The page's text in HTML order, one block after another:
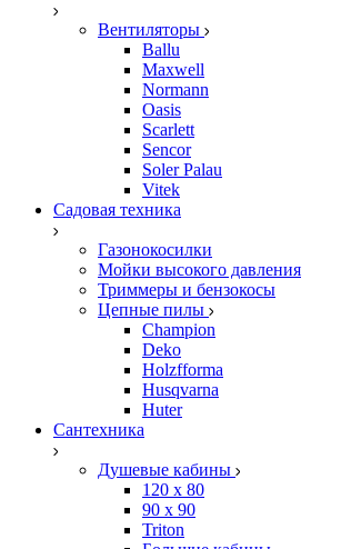
Вентиляторы
Ballu
Maxwell
Normann
Oasis
Scarlett
Sencor
Soler Palau
Vitek
Садовая техника
Газонокосилки
Мойки высокого давления
Триммеры и бензокосы
Цепные пилы
Champion
Deko
Holzfforma
Husqvarna
Huter
Сантехника
Душевые кабины
120 x 80
90 х 90
Triton